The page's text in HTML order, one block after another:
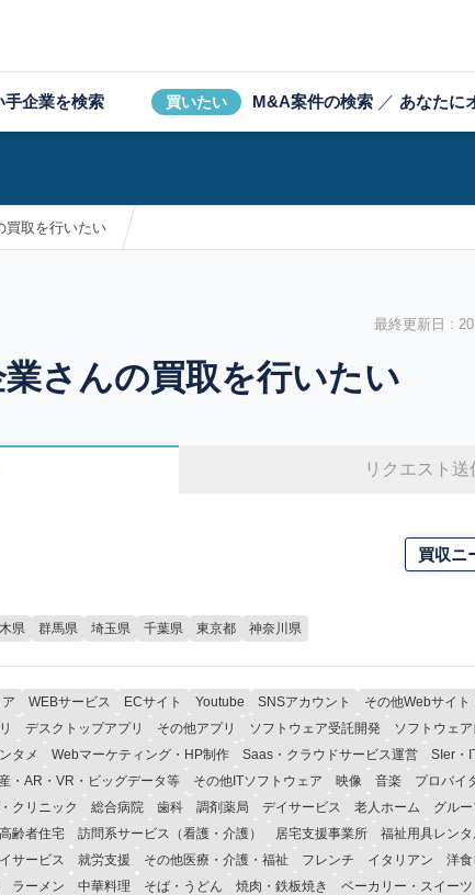
手企業を検索 買いたい M&A案件の検索 ／ あなたに
買取を行いたい
最終更新日 :
さんの買取を行いたい
リクエスト送
買収ニ
県 群馬県 埼玉県 千葉県 東京都 神奈川県
WEBサービス ECサイト Youtube SNSアカウント
その他Webサイト
デスクトップアプリ その他アプリ ソフトウェア受託開発 ソフトウェ
タメ
Webマーケティング・HP制作 Saas・クラウドサービス運営
SIer・
・AR・VR・ビッグデータ等
その他ITソフトウェア 映像 音楽 プロバイ
クリニック 総合病院 歯科 調剤薬局 デイサービス 老人ホーム
グル
齢者住宅
訪問系サービス（看護・介護） 居宅支援事業所
福祉用具レン
サービス
就労支援 その他医療・介護・福祉 フレンチ イタリアン
洋
ラーメン 中華料理 そば・うどん 焼肉・鉄板焼き ベーカリー・スイーツ